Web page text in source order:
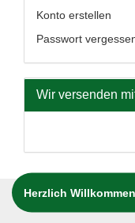
Konto erstellen
Passwort
Wir versenden
Herzlich